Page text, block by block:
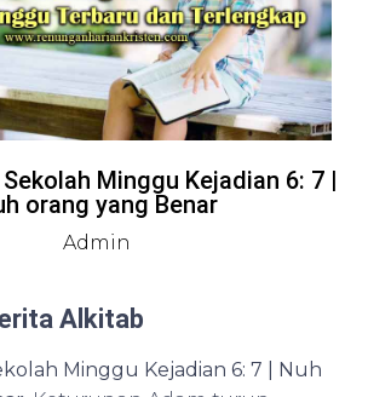
Minggu Kejadian 6: 7 |
orang yang Benar
Admin
Alkitab
Minggu Kejadian 6: 7 | Nuh